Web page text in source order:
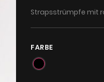
Strapsstrümpfe mit
FARBE